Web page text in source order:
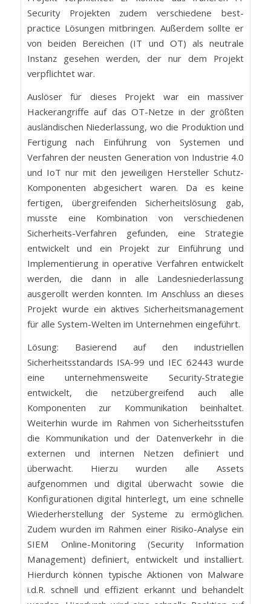
Security Projekten zudem verschiedene best-
practice Lösungen mitbringen. Außerdem sollte er
von beiden Bereichen (IT und OT) als neutrale
Instanz gesehen werden, der nur dem Projekt
verpflichtet war.
Auslöser für dieses Projekt war ein massiver
Hackerangriffe auf das OT-Netze in der größten
ausländischen Niederlassung, wo die Produktion und
Fertigung nach Einführung von Systemen und
Verfahren der neusten Generation von Industrie 4.0
und IoT nur mit den jeweiligen Hersteller Schutz-
Komponenten abgesichert waren. Da es keine
fertigen, übergreifenden Sicherheitslösung gab,
musste eine Kombination von verschiedenen
Sicherheits-Verfahren gefunden, eine Strategie
entwickelt und ein Projekt zur Einführung und
Implementierung in operative Verfahren entwickelt
werden, die dann in alle Landesniederlassung
ausgerollt werden konnten. Im Anschluss an dieses
Projekt wurde ein aktives Sicherheitsmanagement
für alle System-Welten im Unternehmen eingeführt.
Lösung: Basierend auf den industriellen
Sicherheitsstandards ISA-99 und IEC 62443 wurde
eine unternehmensweite Security-Strategie
entwickelt, die netzübergreifend auch alle
Komponenten zur Kommunikation beinhaltet.
Weiterhin wurde im Rahmen von Sicherheitsstufen
die Kommunikation und der Datenverkehr in die
externen und internen Netzen definiert und
überwacht. Hierzu wurden alle Assets
aufgenommen und digital überwacht sowie die
Konfigurationen digital hinterlegt, um eine schnelle
Wiederherstellung der Systeme zu ermöglichen.
Zudem wurden im Rahmen einer Risiko-Analyse ein
SIEM Online-Monitoring (Security Information
Management) definiert, entwickelt und installiert.
Hierdurch können typische Aktionen von Malware
i.d.R. schnell und effizient erkannt und behandelt